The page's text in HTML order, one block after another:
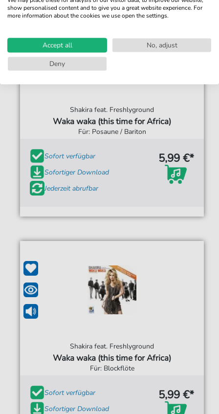
Shakira feat. Freshlyground
Waka waka (this time for Africa)
Für: Posaune / Bariton
Sofort verfügbar
Sofortiger Download
Jederzeit abrufbar
5,99 €*
Shakira feat. Freshlyground
Waka waka (this time for Africa)
Für: Blockflöte
Sofort verfügbar
Sofortiger Download
5,99 €*
show personalised content and to give you a great website experience. For
more information about the cookies we use open the settings.
Accept all
No, adjust
Deny